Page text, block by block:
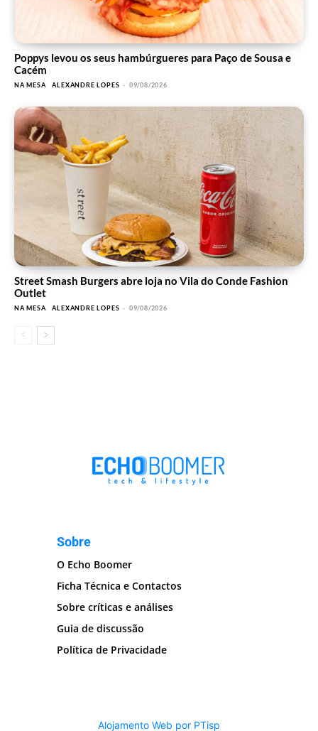
Poppys levou os seus hambúrgueres para Paço de Sousa e
Cacém
NA MESA ALEXANDRE LOPES - 09/08/2026
Street Smash Burgers abre loja no Vila do Conde Fashion
Outlet
NA MESA ALEXANDRE LOPES - 09/08/2026
Sobre
O Echo Boomer
Ficha Técnica e Contactos
Sobre críticas e análises
Guia de discussão
Política de Privacidade
Alojamento Web por PTisp